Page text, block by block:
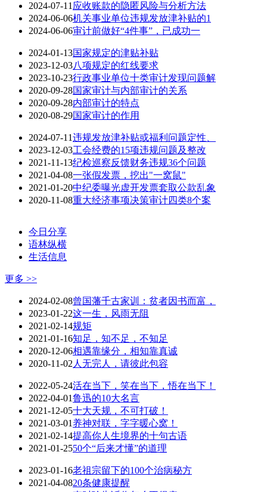
2024-07-11 应收账款的隐匿风险与分析方法
2024-06-06机关事业单位违规发放津补贴的1
2024-06-06审计前做好“4件事”，已成功一
2024-01-13国家规定的津贴补贴
2023-12-03八项规定的红线要求
2023-10-23行政事业单位十类审计发现问题解
2020-09-28国家审计与内部审计的关系
2020-09-28内部审计的特点
2020-08-29国家审计的作用
2024-07-11违规发放津补贴或福利问题定性、
2023-12-03工会经费的15项违规问题及整改
2021-11-13纪检巡察反馈财务违规36个问题
2021-04-08一张假发票，挖出"一窝鼠"
2021-01-20中纪委曝光虚开发票套取公款乱象
2020-11-08重大经济事项决策审计四类8个案
今日分享
语林纵横
生活信息
更多 >>
2024-02-08曾国藩千古家训：贫者因书而富，
2023-01-22这一生，风雨无阻
2021-02-14规矩
2021-01-16知足，知不足，不知足
2020-12-06相遇靠缘分，相知靠真诚
2020-11-02 人无完人，请彼此包容
2022-05-24活在当下，笑在当下，悟在当下！
2022-04-01鲁迅的10大名言
2021-12-05十大天规，不可打破！
2021-03-01 养神对联，字字暖心窝！
2021-02-14提高你人生境界的十句古语
2021-01-2550个“后来才懂”的道理
2023-01-16老祖宗留下的100个治病秘方
2021-04-0820条健康提醒